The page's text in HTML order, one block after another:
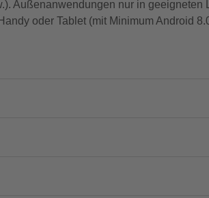
Außenanwendungen nur in geeigneten
oder Tablet (mit Minimum Android